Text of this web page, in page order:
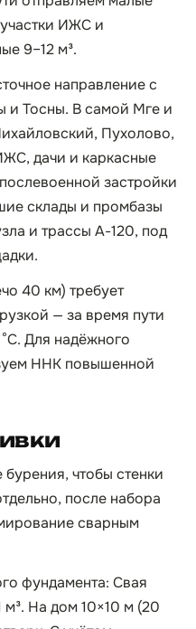
ИЖС и
9–12 м³.
направление с
и Тосны. В самой Мге и
Пухолово,
дачи и каркасные
застройки
склады и промбазы
и трассы А-120, под
40 км) требует
— за время пути
Для надёжного
ННК повышенной
чтобы стенки
после набора
сварным
фундамента: Свая
На дом 10×10 м (20